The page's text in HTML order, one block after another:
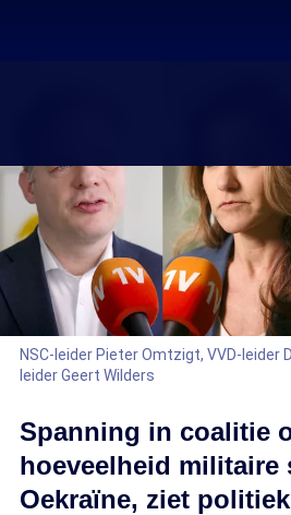
NSC-leider Pieter Omtzigt, VVD-leider
leider Geert Wilders
Spanning in coalitie
hoeveelheid militaire
Oekraïne, ziet